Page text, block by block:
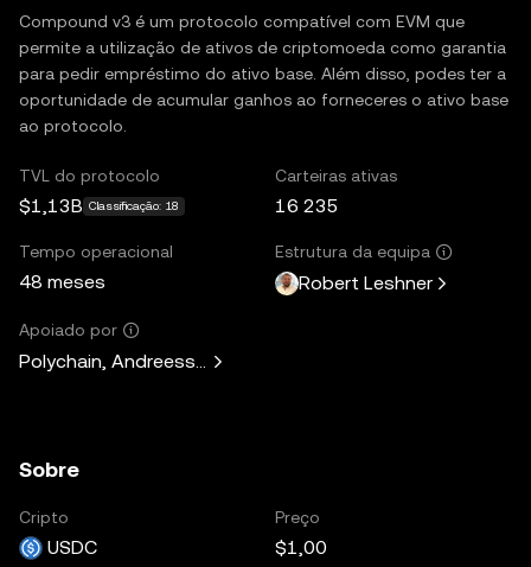
Compound v3 é um protocolo compatível com EVM que
permite a utilização de ativos de criptomoeda como garantia
para pedir empréstimo do ativo base. Além disso, podes ter a
oportunidade de acumular ganhos ao forneceres o ativo base
ao protocolo.
TVL do protocolo
$1,13B Classificação: 18
Carteiras ativas
16 235
Tempo operacional
48 meses
Estrutura da equipa
Robert Leshner
Apoiado por
Polychain, Andreessen Horowitz, Paradigm, Bain Capital
Sobre
Cripto
USDC
Preço
$1,00